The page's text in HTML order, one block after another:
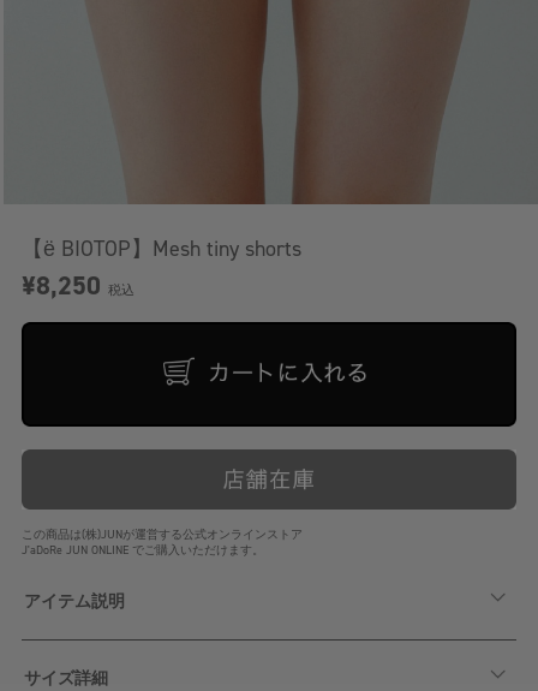
【ё BIOTOP】Mesh tiny shorts
¥8,250 税込
この商品は(株)JUNが運営する公式オンラインストア
J'aDoRe JUN ONLINE でご購入いただけます。
アイテム説明
サイズ詳細